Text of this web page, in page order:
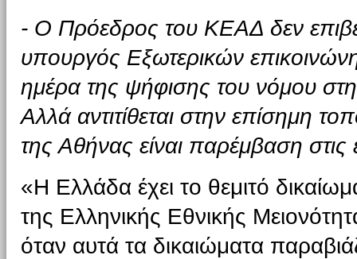
- Ο Πρόεδρος του ΚΕΑΔ δεν
υπουργός Εξωτερικών
ημέρα της ψήφισης του νόμου
Αλλά αντιτίθεται στην επίσημη
της Αθήνας είναι παρέμβαση
«Η Ελλάδα έχει το θεμιτό
της Ελληνικής Εθνικής
όταν αυτά τα δικαιώματα